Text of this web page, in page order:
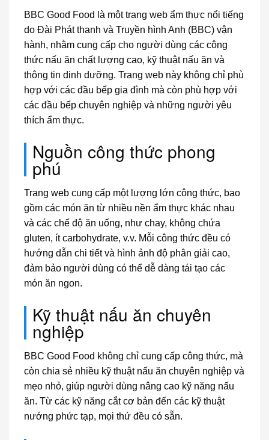
BBC Good Food là một trang web ẩm thực nổi tiếng
do Đài Phát thanh và Truyền hình Anh (BBC) vận
hành, nhằm cung cấp cho người dùng các công
thức nấu ăn chất lượng cao, kỹ thuật nấu ăn và
thông tin dinh dưỡng. Trang web này không chỉ phù
hợp với các đầu bếp gia đình mà còn phù hợp với
các đầu bếp chuyên nghiệp và những người yêu
thích ẩm thực.
Nguồn công thức phong
phú
Trang web cung cấp một lượng lớn công thức, bao
gồm các món ăn từ nhiều nền ẩm thực khác nhau
và các chế độ ăn uống, như chay, không chứa
gluten, ít carbohydrate, v.v. Mỗi công thức đều có
hướng dẫn chi tiết và hình ảnh độ phân giải cao,
đảm bảo người dùng có thể dễ dàng tái tạo các
món ăn ngon.
Kỹ thuật nấu ăn chuyên
nghiệp
BBC Good Food không chỉ cung cấp công thức, mà
còn chia sẻ nhiều kỹ thuật nấu ăn chuyên nghiệp và
mẹo nhỏ, giúp người dùng nâng cao kỹ năng nấu
ăn. Từ các kỹ năng cắt cơ bản đến các kỹ thuật
nướng phức tạp, mọi thứ đều có sẵn.